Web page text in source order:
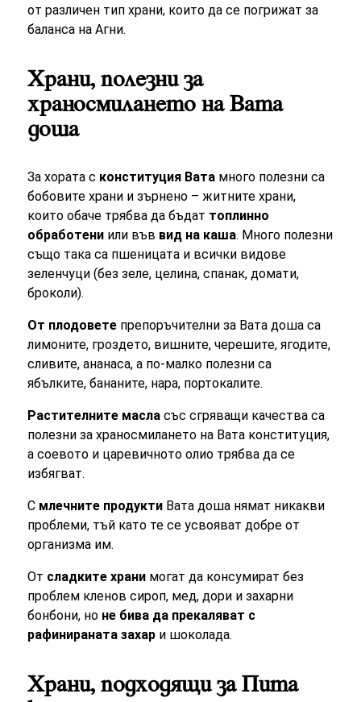
от различен тип храни, които да се погрижат за
баланса на Агни.
Храни, полезни за
храносмилането на Вата
доша
За хората с конституция Вата много полезни са
бобовите храни и зърнено – житните храни,
които обаче трябва да бъдат топлинно
обработени или във вид на каша. Много полезни
също така са пшеницата и всички видове
зеленчуци (без зеле, целина, спанак, домати,
броколи).
От плодовете препоръчителни за Вата доша са
лимоните, гроздето, вишните, черешите, ягодите,
сливите, ананаса, а по-малко полезни са
ябълките, бананите, нара, портокалите.
Растителните масласъс сгряващи качества са
полезни за храносмилането на Вата конституция,
а соевото и царевичното олио трябва да се
избягват.
С млечните продукти Вата доша нямат никакви
проблеми, тъй като те се усвояват добре от
организма им.
От сладките храни могат да консумират без
проблем кленов сироп, мед, дори и захарни
бонбони, но не бива да прекаляват с
рафинираната захар и шоколада.
Храни, подходящи за Пита